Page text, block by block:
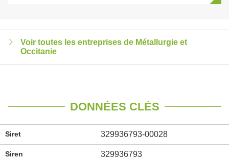
Voir toutes les entreprises de Métallurgie et
Occitanie
DONNÉES CLÉS
Siret 329936793-00028
Siren 329936793